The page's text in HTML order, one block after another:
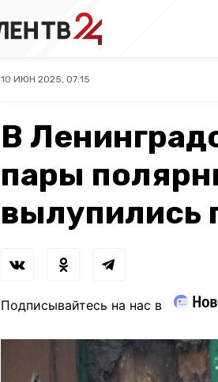
10 ИЮН 2025, 07:15
В
пары
вылупились
Подписывайтесь на нас в